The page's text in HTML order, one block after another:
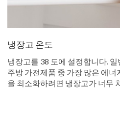
냉장고 온도
냉장고를 38 도에 설정합니다.
주방 가전제품 중 가장 많은 에
을 최소화하려면 냉장고가 너무